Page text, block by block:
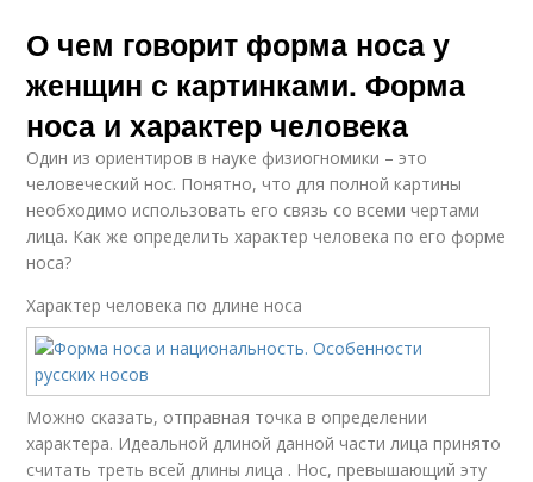
О чем говорит форма носа у
женщин с картинками. Форма
носа и характер человека
Один из ориентиров в науке физиогномики – это
человеческий нос. Понятно, что для полной картины
необходимо использовать его связь со всеми чертами
лица. Как же определить характер человека по его форме
носа?
Характер человека по длине носа
Можно сказать, отправная точка в определении
характера. Идеальной длиной данной части лица принято
считать треть всей длины лица . Нос, превышающий эту